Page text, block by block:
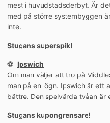
mest i huvudstadsderbyt. Är
med på större systembyggen
inte.
Stugans superspik!
⚽️ Ipswich
Om man väljer att tro på
man på en lögn. Ipswich är ett
bättre. Den spelvärda tvåan är
Stugans kupongrensare!